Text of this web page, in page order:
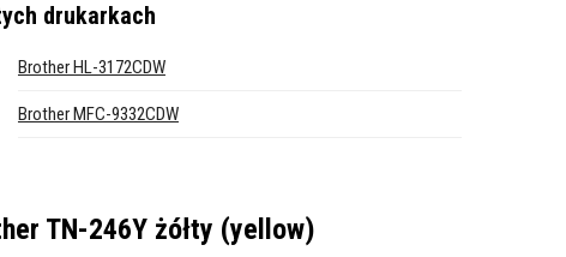
drukarkach
Brother HL-3172CDW
Brother MFC-9332CDW
TN-246Y żółty (yellow)